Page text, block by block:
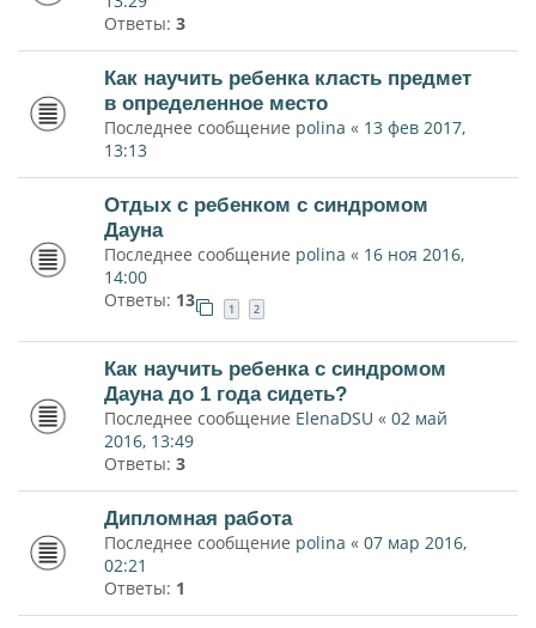
Ответы: 3
Как научить ребенка класть предмет
в определенное место
Последнее сообщение polina « 13 фев 2017,
13:13
Отдых с ребенком с синдромом
Дауна
Последнее сообщение polina « 16 ноя 2016,
14:00
Ответы: 13 1 2
Как научить ребенка с синдромом
Дауна до 1 года сидеть?
Последнее сообщение ElenaDSU « 02 май
2016, 13:49
Ответы: 3
Дипломная работа
Последнее сообщение polina « 07 мар 2016,
02:21
Ответы: 1